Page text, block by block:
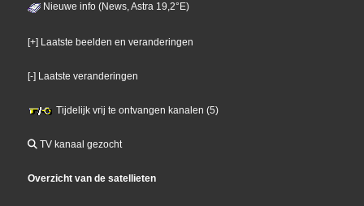
Nieuwe info (News, Astra 19,2°E)
[+] Laatste beelden en veranderingen
[-] Laatste veranderingen
Tijdelijk vrij te ontvangen kanalen (5)
TV kanaal gezocht
Overzicht van de satellieten